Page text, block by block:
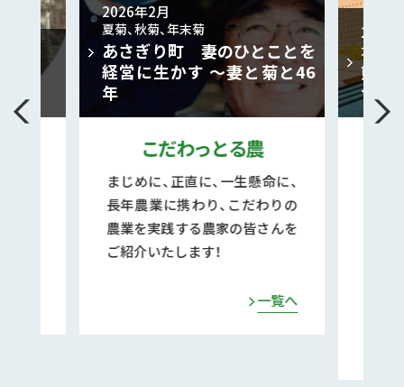
2026年2月
夏菊、秋菊、年末菊
あさぎり町 妻のひとことを
経営に生かす ～妻と菊と46
年
こだわっとる農
まじめに、正直に、一生懸命に、
長年農業に携わり、こだわりの
農業を実践する農家の皆さんを
ご紹介いたします！
一覧へ
2026
大玉す
熊本
つな